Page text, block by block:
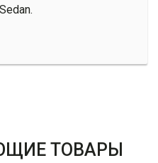
ТОВАРЫ